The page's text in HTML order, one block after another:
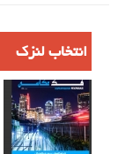
انتخاب لنزک